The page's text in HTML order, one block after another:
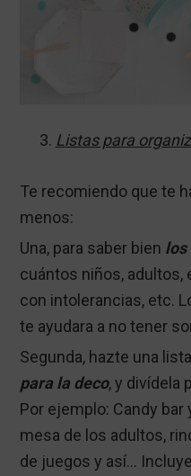
Listas para
Te recomiendo que te
menos:
Una, para saber bien los
cuántos niños, adultos,
con intolerancias, etc.
te ayudara a no tener
Segunda, hazte una
para la deco, y divídela
Por ejemplo: Candy
mesa de los adultos,
de juegos y así…